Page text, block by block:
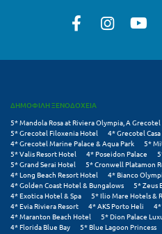
Τρίπολη
Υ
Ύδρα
Φ
Φιλιατρά Μεσσηνίας
ΔΗΜΟΦΙΛΗ ΞΕΝΟΔΟΧΕΙΑ
5* Mandola Rosa at Riviera Olympia, A
5* Grecotel Filoxenia Hotel
4* Grecotel
4* Grecotel Marine Palace & Aqua Park
5*
5* Valis Resort Hotel
4* Poseidon Palace
5* Grand Serai Hotel
5* Cronwell Platamon
4* Long Beach Resort Hotel
4* Bianco
4* Golden Coast Hotel & Bungalows
5* Zeus
4* Exotica Hotel & Spa
5* Ilio Mare Hotels &
4* Evia Riviera Resort
4* AKS Porto Heli
4*
4* Maranton Beach Hotel
5* Dion Palace
4* Florida Blue Bay
5* Blue Lagoon Princess